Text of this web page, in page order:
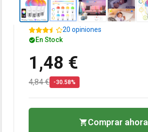
20 opiniones
En Stock
1,48 €
4,84 € -30.58%
Comprar ahora